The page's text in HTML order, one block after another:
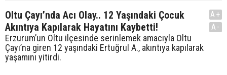
Oltu Çayı’nda Acı Olay.. 12 Yaşındaki Çocuk
Akıntıya Kapılarak Hayatını Kaybetti!
Erzurum’un Oltu ilçesinde serinlemek amacıyla Oltu
Çayı’na giren 12 yaşındaki Ertuğrul A., akıntıya kapılarak
yaşamını yitirdi.
A+
A-